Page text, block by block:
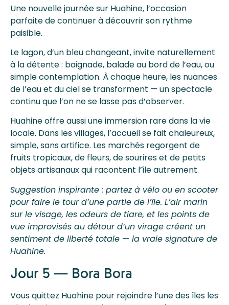
Une nouvelle journée sur Huahine, l’occasion
parfaite de continuer à découvrir son rythme
paisible.
Le lagon, d’un bleu changeant, invite naturellement
à la détente : baignade, balade au bord de l’eau, ou
simple contemplation. À chaque heure, les nuances
de l’eau et du ciel se transforment — un spectacle
continu que l’on ne se lasse pas d’observer.
Huahine offre aussi une immersion rare dans la vie
locale. Dans les villages, l’accueil se fait chaleureux,
simple, sans artifice. Les marchés regorgent de
fruits tropicaux, de fleurs, de sourires et de petits
objets artisanaux qui racontent l’île autrement.
Suggestion inspirante : partez à vélo ou en scooter
pour faire le tour d’une partie de l’île. L’air marin
sur le visage, les odeurs de tiare, et les points de
vue improvisés au détour d’un virage créent un
sentiment de liberté totale — la vraie signature de
Huahine.
Jour 5 — Bora Bora
Vous quittez Huahine pour rejoindre l’une des îles les